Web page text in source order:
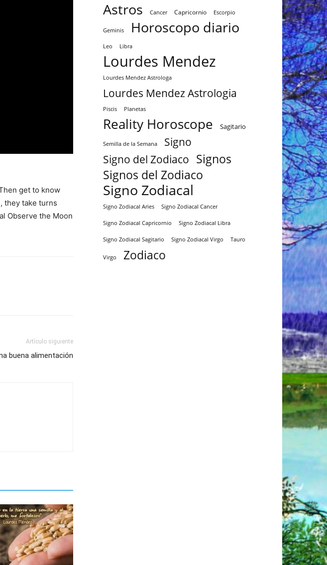
get to know
they take turns
Observe the Moon
Artículo siguiente
buena alimentación
Astros Cancer Capricornio Escorpio
Geminis Horoscopo diario
Leo Libra
Lourdes Mendez
Lourdes Mendez Astrologa
Lourdes Mendez Astrologia
Piscis Planetas
Reality Horoscope Sagitario
Semilla de la Semana
Signo
Signo del Zodiaco Signos
Signos del Zodiaco
Signo Zodiacal
Signo Zodiacal Aries Signo Zodiacal Cancer
Signo Zodiacal Capricornio Signo Zodiacal Libra
Signo Zodiacal Sagitario Signo Zodiacal Virgo Tauro
Virgo Zodiaco